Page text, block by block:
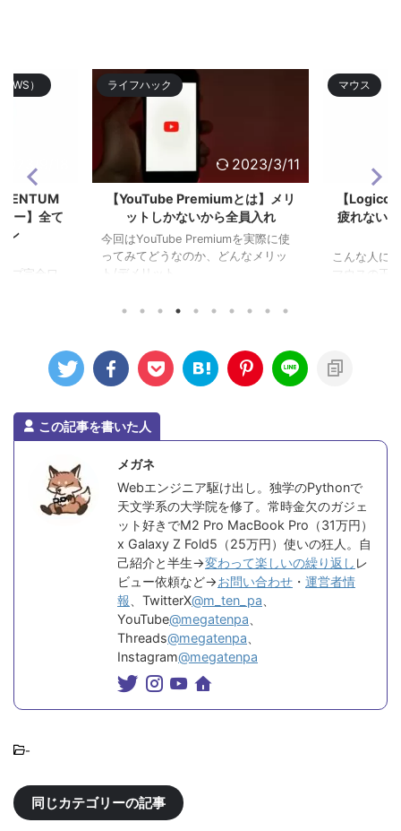
）
9/18
ー】全て
ン
プ完全ワ
ライフハック
2023/3/11
【YouTube Premiumとは】メリ
ットしかないから全員入れ
今回はYouTube Premiumを実際に使
ってみてどうなのか、どんなメリッ
ト/デメリット ...
マウス
【
疲れない
こんな人に
マウスの王
この記事を書いた人
メガネ
Webエンジニア駆け出し。独学のPythonで
天文学系の大学院を修了。常時金欠のガジェ
ット好きでM2 Pro MacBook Pro（31万円）
x Galaxy Z Fold5（25万円）使いの狂人。自
己紹介と半生→変わって楽しいの繰り返し レ
ビュー依頼など→お問い合わせ ・ 運営者情
報 、TwitterX@m_ten_pa
YouTube@megatenpa
Threads@megatenpa
Instagram@megatenpa
-
同じカテゴリーの記事